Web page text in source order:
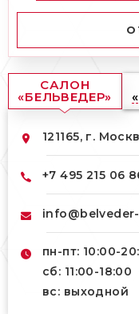
САЛОН
«БЕЛЬВЕДЕР»
121165, г.
+7 495 215 06
пн-пт: 10:00-
сб: 11:00-18:00
вс: выходной